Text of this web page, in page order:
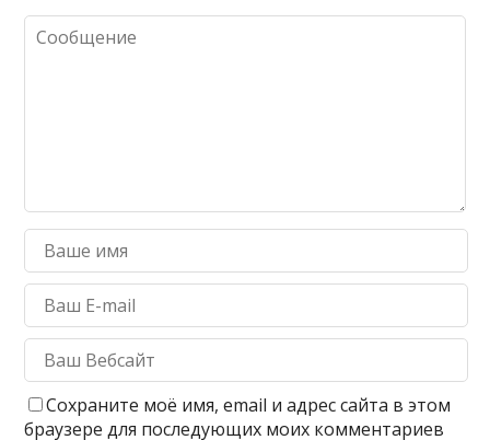
Сохраните моё имя, email и адрес сайта в этом
браузере для последующих моих комментариев